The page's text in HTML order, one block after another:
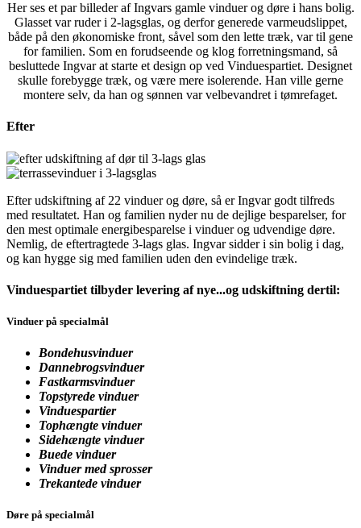
Her ses et par billeder af Ingvars gamle vinduer og døre i hans bolig.
Glasset var ruder i 2-lagsglas, og derfor generede varmeudslippet,
både på den økonomiske front, såvel som den lette træk, var til gene
for familien. Som en forudseende og klog forretningsmand, så
besluttede Ingvar at starte et design op ved Vinduespartiet. Designet
skulle forebygge træk, og være mere isolerende. Han ville gerne
montere selv, da han og sønnen var velbevandret i tømrefaget.
Efter
Efter udskiftning af 22 vinduer og døre, så er Ingvar godt tilfreds
med resultatet. Han og familien nyder nu de dejlige besparelser, for
den mest optimale energibesparelse i vinduer og udvendige døre.
Nemlig, de eftertragtede 3-lags glas. Ingvar sidder i sin bolig i dag,
og kan hygge sig med familien uden den evindelige træk.
Vinduespartiet tilbyder levering af nye...og udskiftning dertil:
Vinduer på specialmål
Bondehusvinduer
Dannebrogsvinduer
Fastkarmsvinduer
Topstyrede vinduer
Vinduespartier
Tophængte vinduer
Sidehængte vinduer
Buede vinduer
Vinduer med sprosser
Trekantede vinduer
Døre på specialmål